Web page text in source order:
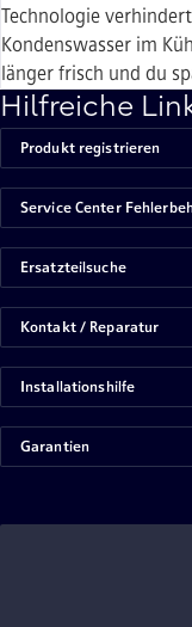
Technologie
Kondenswasser im
länger frisch und du
Hilfreiche
Produkt registrieren
Service Center
Ersatzteilsuche
Kontakt / Reparatur
Installationshilfe
Garantien